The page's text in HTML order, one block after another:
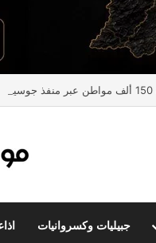
جبيليات وكسروانيات